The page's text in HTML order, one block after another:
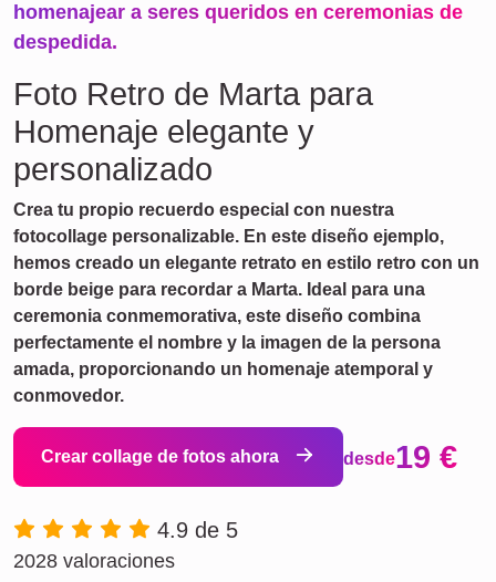
homenajear a seres queridos en ceremonias de
despedida.
Foto Retro de Marta para
Homenaje elegante y
personalizado
Crea tu propio recuerdo especial con nuestra
fotocollage personalizable. En este diseño ejemplo,
hemos creado un elegante retrato en estilo retro con un
borde beige para recordar a Marta. Ideal para una
ceremonia conmemorativa, este diseño combina
perfectamente el nombre y la imagen de la persona
amada, proporcionando un homenaje atemporal y
conmovedor.
Crear collage de fotos ahora desde19 €
4.9 de 5
2028 valoraciones